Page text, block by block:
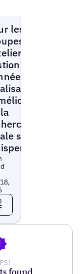
les
la
des
de
et
sont
more
found